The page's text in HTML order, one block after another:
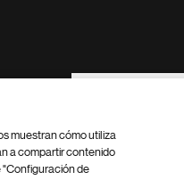
Footer Site Search
muestran cómo utiliza
a compartir contenido
"Configuración de